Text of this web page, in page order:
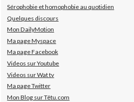
Sérophobie et homophobie au quotidien
Quelques discours
Mon DailyMotion
Ma page Myspace
Ma page Facebook
Videos sur Youtube
Videos sur Wat tv
Ma page Twitter
Mon Blog sur Têtu.com